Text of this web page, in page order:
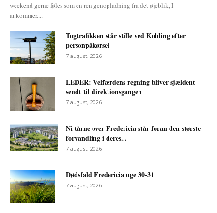
weekend gerne føles som en ren genopladning fra det øjeblik, I
ankommer....
Togtrafikken står stille ved Kolding efter
personpåkørsel
7 august, 2026
LEDER: Velfærdens regning bliver sjældent
sendt til direktionsgangen
7 august, 2026
Ni tårne over Fredericia står foran den største
forvandling i deres...
7 august, 2026
Dødsfald Fredericia uge 30-31
7 august, 2026